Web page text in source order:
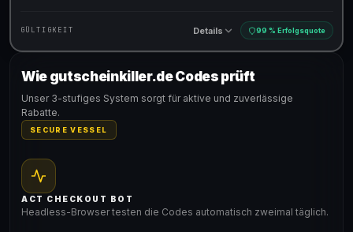
GÜLTIGKEIT Details 99 % Erfolgsquote
Gültig für teilnehmende Produkte
Wie gutscheinkiller.de Codes prüft
Unser 3-stufiges System sorgt für aktive und zuverlässige
Rabatte.
SECURE VESSEL
ACT CHECKOUT BOT
Headless-Browser testen die Codes automatisch zweimal täglich.